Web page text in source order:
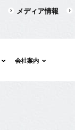
会社案内
メディア情報